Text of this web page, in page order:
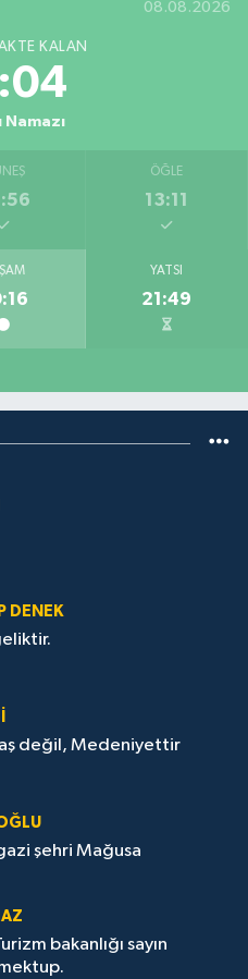
08.08.2026
KALAN
Namazı
ÖĞLE
13:11
YATSI
21:49
DENEK
değil, Medeniyettir
şehri Mağusa
bakanlığı sayın